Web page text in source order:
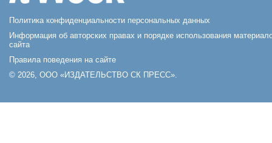
Политика конфиденциальности персональных данных
Информация об авторских правах и порядке использования
сайта
Правила поведения на сайте
© 2026, ООО «ИЗДАТЕЛЬСТВО СК ПРЕСС».